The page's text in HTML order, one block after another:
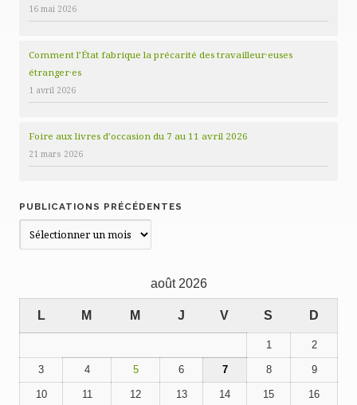
16 mai 2026
Comment l’État fabrique la précarité des travailleur·euses
étranger·es
1 avril 2026
Foire aux livres d’occasion du 7 au 11 avril 2026
21 mars 2026
PUBLICATIONS PRÉCÉDENTES
Publications
août 2026
L M M J V S D
1 2
3 4 5 6 7 8 9
10 11 12 13 14 15 16